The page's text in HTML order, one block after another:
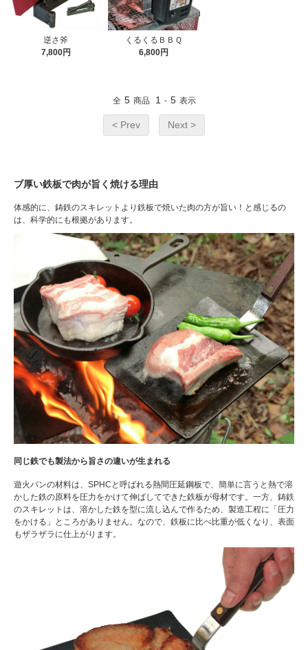
逆さ斧
7,800円
くるくるＢＢＱ
6,800円
全 5 商品 1 - 5 表示
< Prev Next >
ブ厚い鉄板で肉が旨く焼ける理由
体感的に、鋳鉄のスキレットより鉄板で焼いた肉の方が旨い！と感じるの
は、科学的にも根拠があります。
同じ鉄でも製法から旨さの違いが生まれる
遊火パンの材料は、SPHCと呼ばれる熱間圧延鋼板で、簡単に言うと熱で溶
かした鉄の原料を圧力をかけて伸ばしてできた鉄板が母材です。一方、鋳鉄
のスキレットは、溶かした鉄を型に流し込んで作るため、製造工程に「圧力
をかける」ところがありません。なので、鉄板に比べ比重が低くなり、表面
もザラザラに仕上がります。